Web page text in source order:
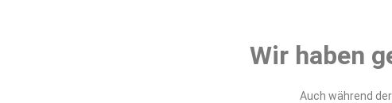
Wir haben
Auch während